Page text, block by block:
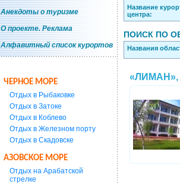
Анекдоты о туризме
О проекте. Реклама
Алфавитный список курортов
ЧЕРНОЕ МОРЕ
Отдых в Рыбаковке
Отдых в Затоке
Отдых в Коблево
Отдых в Железном порту
Отдых в Скадовске
АЗОВСКОЕ МОРЕ
Отдых на Арабатской
стрелке
Название
центра:
ПОИСК ПО
Названия